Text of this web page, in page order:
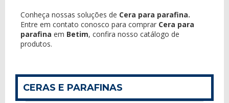
Conheça nossas soluções de Cera para parafina.
Entre em contato conosco para comprar Cera para
parafina em Betim, confira nosso catálogo de
produtos.
CERAS E PARAFINAS